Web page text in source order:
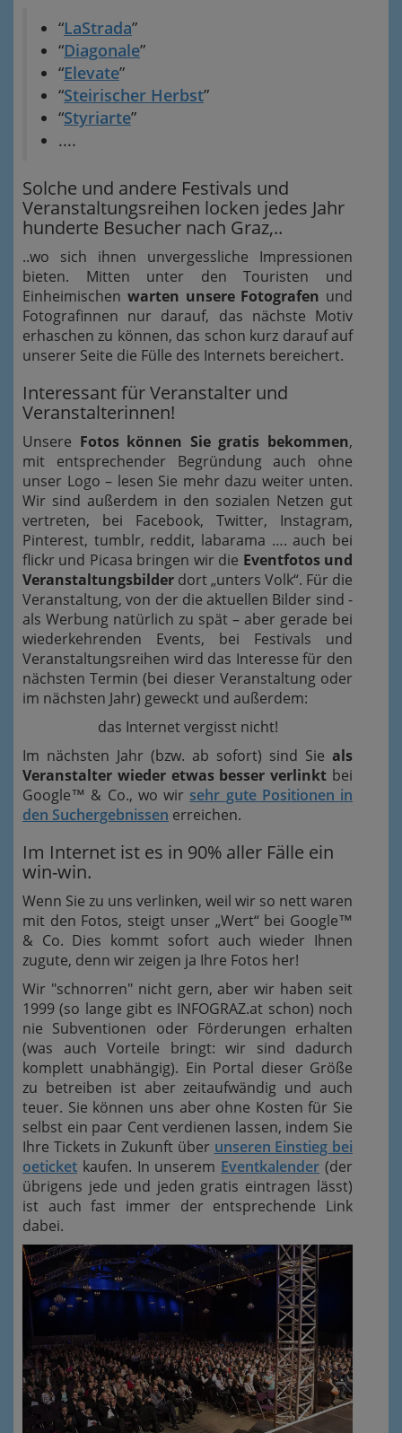
“LaStrada”
“Diagonale”
“Elevate”
“Steirischer Herbst”
“Styriarte”
....
Solche und andere Festivals und
Veranstaltungsreihen locken jedes Jahr
hunderte Besucher nach Graz,..
..wo sich ihnen unvergessliche Impressionen
bieten. Mitten unter den Touristen und
Einheimischen warten unsere Fotografen und
Fotografinnen nur darauf, das nächste Motiv
erhaschen zu können, das schon kurz darauf auf
unserer Seite die Fülle des Internets bereichert.
Interessant für Veranstalter und
Veranstalterinnen!
Unsere Fotos können Sie gratis bekommen,
mit entsprechender Begründung auch ohne
unser Logo – lesen Sie mehr dazu weiter unten.
Wir sind außerdem in den sozialen Netzen gut
vertreten, bei Facebook, Twitter, Instagram,
Pinterest, tumblr, reddit, labarama …. auch bei
flickr und Picasa bringen wir die Eventfotos und
Veranstaltungsbilder dort „unters Volk“. Für die
Veranstaltung, von der die aktuellen Bilder sind -
als Werbung natürlich zu spät – aber gerade bei
wiederkehrenden Events, bei Festivals und
Veranstaltungsreihen wird das Interesse für den
nächsten Termin (bei dieser Veranstaltung oder
im nächsten Jahr) geweckt und außerdem:
das Internet vergisst nicht!
Im nächsten Jahr (bzw. ab sofort) sind Sie als
Veranstalter wieder etwas besser verlinkt bei
Google™ & Co., wo wir sehr gute Positionen in
den Suchergebnissen erreichen.
Im Internet ist es in 90% aller Fälle ein
win-win.
Wenn Sie zu uns verlinken, weil wir so nett waren
mit den Fotos, steigt unser „Wert“ bei Google™
& Co. Dies kommt sofort auch wieder Ihnen
zugute, denn wir zeigen ja Ihre Fotos her!
Wir "schnorren" nicht gern, aber wir haben seit
1999 (so lange gibt es INFOGRAZ.at schon) noch
nie Subventionen oder Förderungen erhalten
(was auch Vorteile bringt: wir sind dadurch
komplett unabhängig). Ein Portal dieser Größe
zu betreiben ist aber zeitaufwändig und auch
teuer. Sie können uns aber ohne Kosten für Sie
selbst ein paar Cent verdienen lassen, indem Sie
Ihre Tickets in Zukunft über unseren Einstieg bei
oeticket kaufen. In unserem Eventkalender (der
übrigens jede und jeden gratis eintragen lässt)
ist auch fast immer der entsprechende Link
dabei.